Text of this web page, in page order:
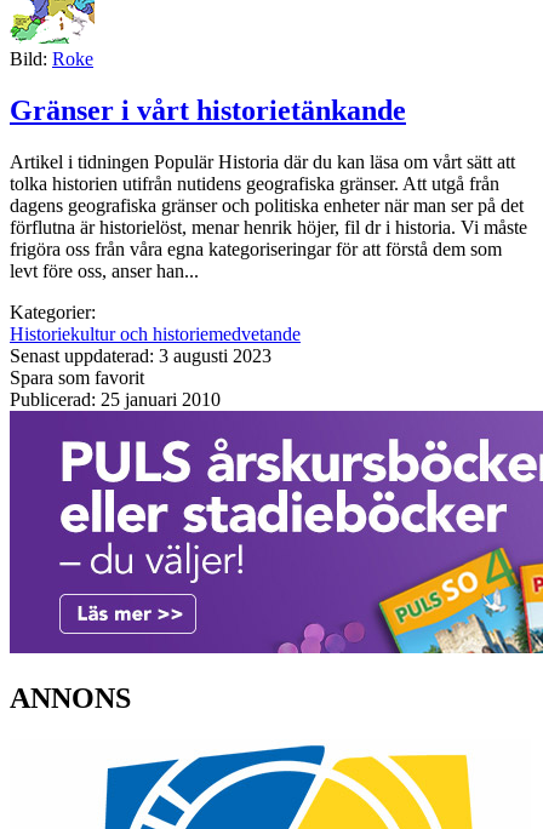
Bild: Roke
Gränser i vårt historietänkande
Artikel i tidningen Populär Historia där du kan läsa om vårt sätt att
tolka historien utifrån nutidens geografiska gränser. Att utgå från
dagens geografiska gränser och politiska enheter när man ser på det
förflutna är historielöst, menar henrik höjer, fil dr i historia. Vi måste
frigöra oss från våra egna kategoriseringar för att förstå dem som
levt före oss, anser han...
Kategorier:
Historiekultur och historiemedvetande
Senast uppdaterad: 3 augusti 2023
Spara som favorit
Publicerad: 25 januari 2010
ANNONS